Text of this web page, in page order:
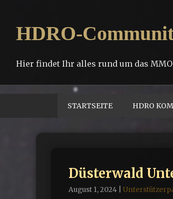
HDRO-
Hier findet Ihr alles rund um das
STARTSEITE HDRO
Düsterwald
August 1, 2024